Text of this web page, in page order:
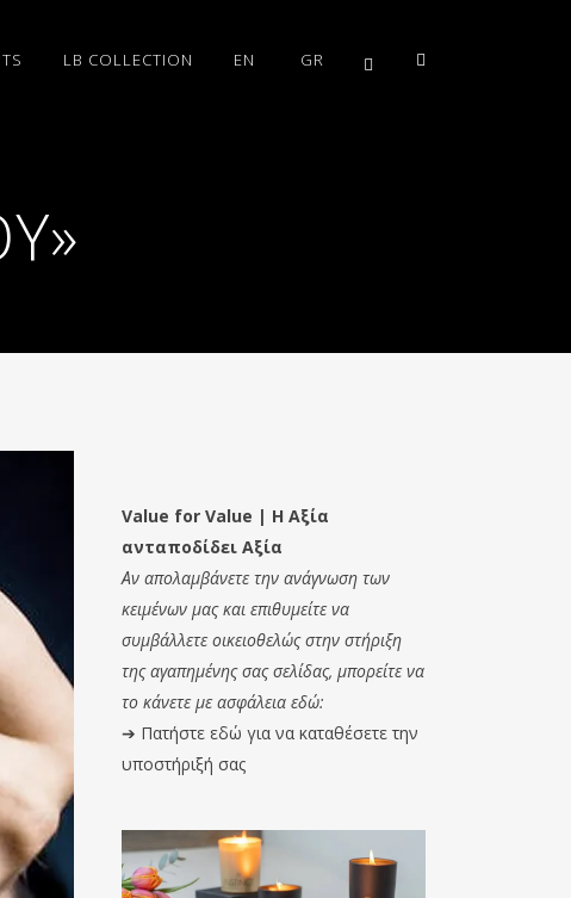
LB COLLECTION EN GR
Value for Value | Η Αξία
ανταποδίδει Αξία
Αν απολαμβάνετε την ανάγνωση των
κειμένων μας και επιθυμείτε να
συμβάλλετε οικειοθελώς στην στήριξη
της αγαπημένης σας σελίδας, μπορείτε να
το κάνετε με ασφάλεια εδώ:
➔ Πατήστε εδώ για να καταθέσετε την
υποστήριξή σας